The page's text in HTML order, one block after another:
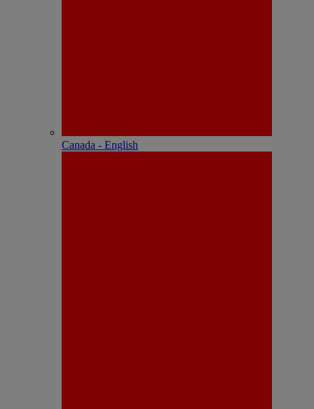
Canada - English